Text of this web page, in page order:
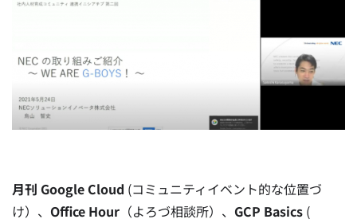
月刊 Google Cloud (コミュニティイベント的な位置づ
け）、 Office Hour （よろづ相談所）、 GCP Basics (